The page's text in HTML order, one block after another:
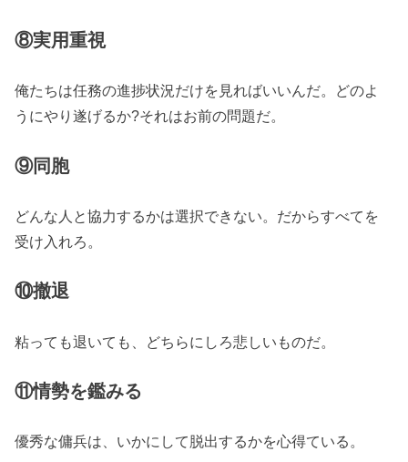
⑧実用重視
俺たちは任務の進捗状況だけを見ればいいんだ。どのよ
うにやり遂げるか?それはお前の問題だ。
⑨同胞
どんな人と協力するかは選択できない。だからすべてを
受け入れろ。
⑩撤退
粘っても退いても、どちらにしろ悲しいものだ。
⑪情勢を鑑みる
優秀な傭兵は、いかにして脱出するかを心得ている。